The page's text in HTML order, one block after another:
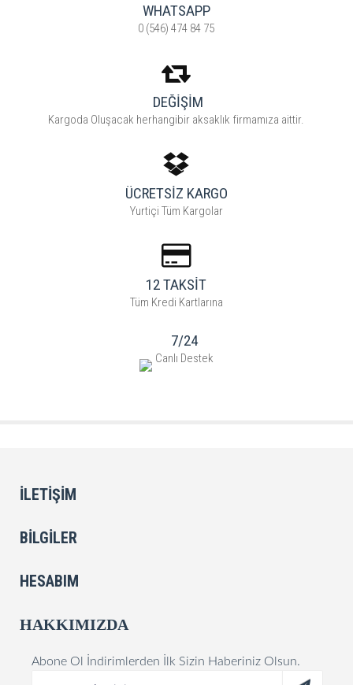
WHATSAPP
0 (546) 474 84 75
DEĞİŞİM
Kargoda Oluşacak herhangibir aksaklık firmamıza aittir.
ÜCRETSİZ KARGO
Yurtiçi Tüm Kargolar
12 TAKSİT
Tüm Kredi Kartlarına
7/24
Canlı Destek
İLETIŞIM
BILGILER
HESABIM
HAKKIMIZDA
Abone Ol İndirimlerden İlk Sizin Haberiniz Olsun.